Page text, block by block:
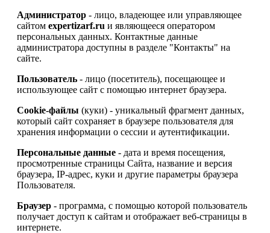
Администратор - лицо, владеющее или управляющее
сайтом expertizarf.ru и являющееся оператором
персональных данных. Контактные данные
администратора доступны в разделе "Контакты" на
сайте.
Пользователь - лицо (посетитель), посещающее и
использующее сайт с помощью интернет браузера.
Cookie-файлы (куки) - уникальный фрагмент данных,
который сайт сохраняет в браузере пользователя для
хранения информации о сессии и аутентификации.
Персональные данные - дата и время посещения,
просмотренные страницы Сайта, название и версия
браузера, IP-адрес, куки и другие параметры браузера
Пользователя.
Браузер - программа, с помощью которой пользователь
получает доступ к сайтам и отображает веб-страницы в
интернете.